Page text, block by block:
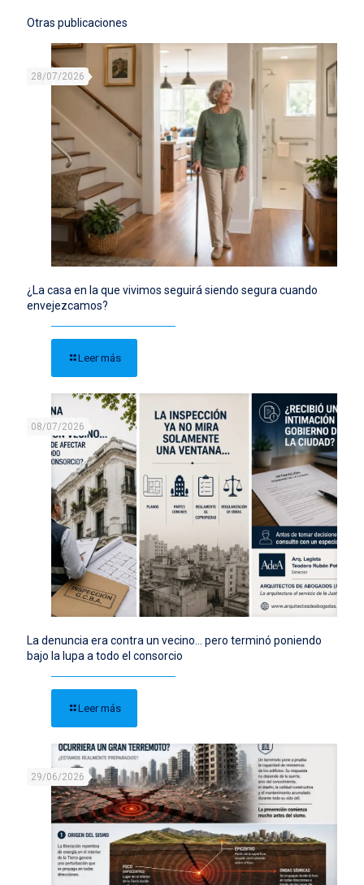
Otras publicaciones
28/07/2026
¿La casa en la que vivimos seguirá siendo segura cuando
envejezcamos?
Leer más
08/07/2026
La denuncia era contra un vecino… pero terminó poniendo
bajo la lupa a todo el consorcio
Leer más
29/06/2026